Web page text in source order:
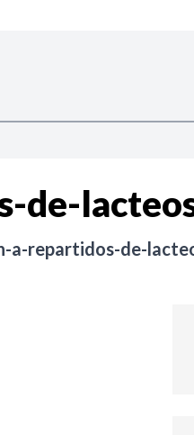
de-
a-repartidos-de-